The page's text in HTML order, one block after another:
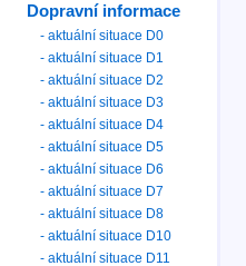
Dopravní informace
- aktuální situace D0
- aktuální situace D1
- aktuální situace D2
- aktuální situace D3
- aktuální situace D4
- aktuální situace D5
- aktuální situace D6
- aktuální situace D7
- aktuální situace D8
- aktuální situace D10
- aktuální situace D11